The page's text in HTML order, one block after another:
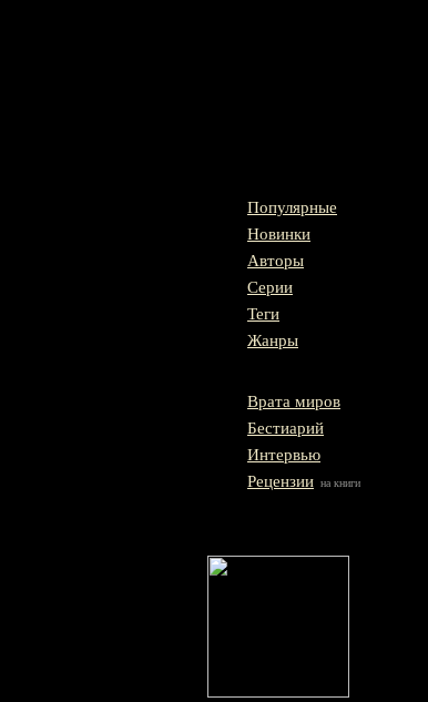
Популярные
Новинки
Авторы
Серии
Теги
Жанры
Врата миров
Бестиарий
Интервью
Рецензии на книги